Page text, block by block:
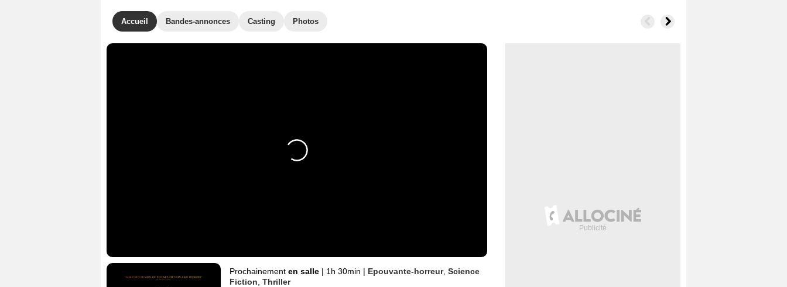
Accueil Bandes-annonces Casting Photos
Prochainement en salle | 1h 30min | Epouvante-horreur, Science
Fiction Thriller